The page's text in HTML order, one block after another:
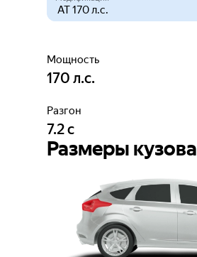
Мощность
170 л.с.
Разгон
7.2с
Размеры кузова